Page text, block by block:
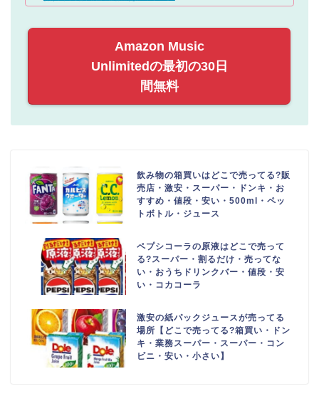
Amazon Music
Unlimitedの最初の30日
間無料
飲み物の箱買いはどこで売ってる?販
売店・激安・スーパー・ドンキ・お
すすめ・値段・安い・500ml・ペッ
トボトル・ジュース
ペプシコーラの原液はどこで売って
る?スーパー・割るだけ・売ってな
い・おうちドリンクバー・値段・安
い・コカコーラ
激安の紙パックジュースが売ってる
場所【どこで売ってる?箱買い・ドン
キ・業務スーパー・スーパー・コン
ビニ・安い・小さい】